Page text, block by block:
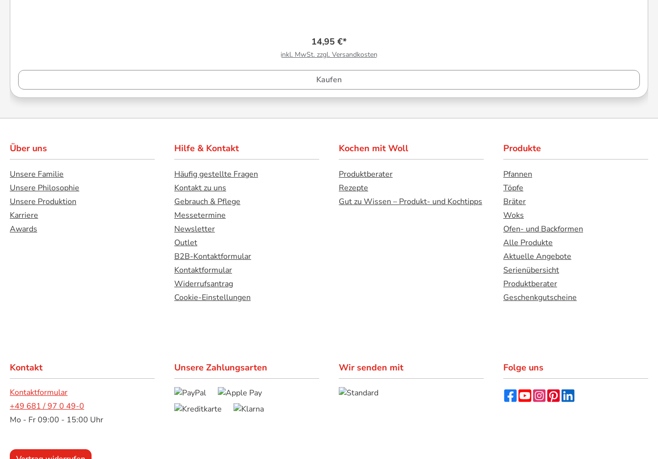
14,95 €*
inkl. MwSt. zzgl. Versandkosten
Kaufen
Über uns
Unsere Familie
Unsere Philosophie
Unsere Produktion
Karriere
Awards
Hilfe & Kontakt
Häufig gestellte Fragen
Kontakt zu uns
Gebrauch & Pflege
Messetermine
Newsletter
Outlet
B2B-Kontaktformular
Kontaktformular
Widerrufsantrag
Cookie-Einstellungen
Kochen mit Woll
Produktberater
Rezepte
Gut zu Wissen – Produkt- und Kochtipps
Produkte
Pfannen
Töpfe
Bräter
Woks
Ofen- und Backformen
Alle Produkte
Aktuelle Angebote
Serienübersicht
Produktberater
Geschenkgutscheine
Kontakt
Kontaktformular
+49 681 / 97 0 49-0
Mo - Fr 09:00 - 15:00 Uhr
Unsere Zahlungsarten Wir senden mit Folge uns